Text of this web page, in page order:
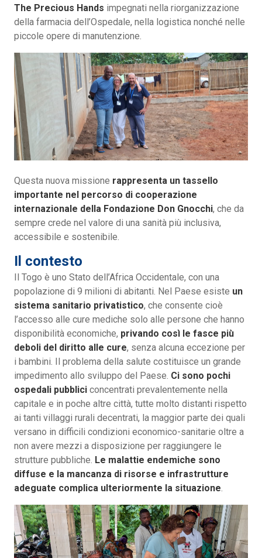
The Precious Hands impegnati nella riorganizzazione
della farmacia dell’Ospedale, nella logistica nonché nelle
piccole opere di manutenzione.
Questa nuova missione rappresenta un tassello
importante nel percorso di cooperazione
internazionale della Fondazione Don Gnocchi, che da
sempre crede nel valore di una sanità più inclusiva,
accessibile e sostenibile.
Il contesto
Il Togo è uno Stato dell’Africa Occidentale, con una
popolazione di 9 milioni di abitanti. Nel Paese esiste un
sistema sanitario privatistico, che consente cioè
l’accesso alle cure mediche solo alle persone che hanno
disponibilità economiche, privando così le fasce più
deboli del diritto alle cure, senza alcuna eccezione per
i bambini. Il problema della salute costituisce un grande
impedimento allo sviluppo del Paese. Ci sono pochi
ospedali pubblici concentrati prevalentemente nella
capitale e in poche altre città, tutte molto distanti rispetto
ai tanti villaggi rurali decentrati, la maggior parte dei quali
versano in difficili condizioni economico-sanitarie oltre a
non avere mezzi a disposizione per raggiungere le
strutture pubbliche. Le malattie endemiche sono
diffuse e la mancanza di risorse e infrastrutture
adeguate complica ulteriormente la situazione.